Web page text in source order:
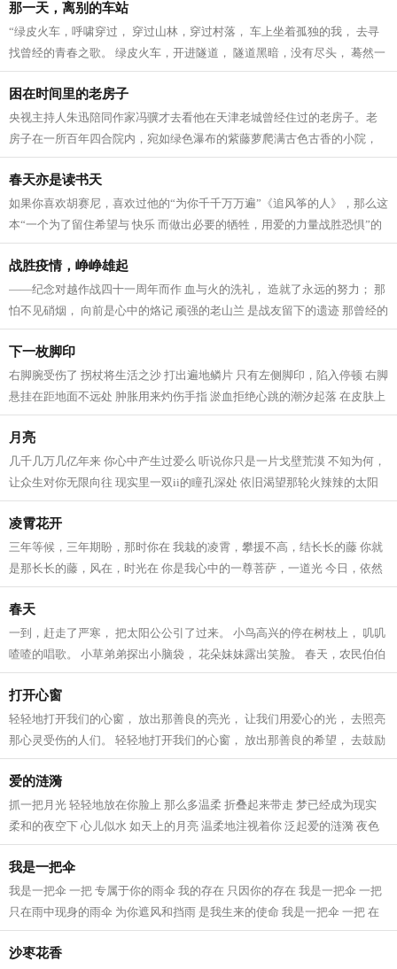
那一天，离别的车站
“绿皮火车，呼啸穿过， 穿过山林，穿过村落， 车上坐着孤独的我， 去寻
找曾经的青春之歌。 绿皮火车，开进隧道， 隧道黑暗，没有尽头， 蓦然一
切，回到从前， 遥远的往事，让我...
困在时间里的老房子
央视主持人朱迅陪同作家冯骥才去看他在天津老城曾经住过的老房子。老
房子在一所百年四合院内，宛如绿色瀑布的紫藤萝爬满古色古香的小院，
冯骥才深情地望着换了主人的小院，眼...
春天亦是读书天
如果你喜欢胡赛尼，喜欢过他的“为你千千万万遍”《追风筝的人》，那么这
本“一个为了留住希望与 快乐 而做出必要的牺牲，用爱的力量战胜恐惧”的
《灿烂千阳》更值得一读...
战胜疫情，峥峥雄起
——纪念对越作战四十一周年而作 血与火的洗礼， 造就了永远的努力； 那
怕不见硝烟， 向前是心中的烙记 顽强的老山兰 是战友留下的遗迹 那曾经的
战豪里 仍然有男儿血性荡涤 挺拔...
下一枚脚印
右脚腕受伤了 拐杖将生活之沙 打出遍地鳞片 只有左侧脚印，陷入停顿 右脚
悬挂在距地面不远处 肿胀用来灼伤手指 淤血拒绝心跳的潮汐起落 在皮肤上
绽放出黑红色鳞片 疲劳，左脚守...
月亮
几千几万几亿年来 你心中产生过爱么 听说你只是一片戈壁荒漠 不知为何，
让众生对你无限向往 现实里一双ii的瞳孔深处 依旧渴望那轮火辣辣的太阳
而我，仍静心地收集你的清辉...
凌霄花开
三年等候，三年期盼，那时你在 我栽的凌霄，攀援不高，结长长的藤 你就
是那长长的藤，风在，时光在 你是我心中的一尊菩萨，一道光 今日，依然
很郑重地想起过你 今日，依然像往...
春天
一到，赶走了严寒， 把太阳公公引了过来。 小鸟高兴的停在树枝上， 叽叽
喳喳的唱歌。 小草弟弟探出小脑袋， 花朵妹妹露出笑脸。 春天，农民伯伯
忙着 种稻谷、种蔬菜。 整个世界...
打开心窗
轻轻地打开我们的心窗， 放出那善良的亮光， 让我们用爱心的光， 去照亮
那心灵受伤的人们。 轻轻地打开我们的心窗， 放出那善良的希望， 去鼓励
那失明的人们， 让他们重拾生活的...
爱的涟漪
抓一把月光 轻轻地放在你脸上 那么多温柔 折叠起来带走 梦已经成为现实
柔和的夜空下 心儿似水 如天上的月亮 温柔地注视着你 泛起爱的涟漪 夜色
朦胧，月光匆匆 心交织着甜蜜 今生...
我是一把伞
我是一把伞 一把 专属于你的雨伞 我的存在 只因你的存在 我是一把伞 一把
只在雨中现身的雨伞 为你遮风和挡雨 是我生来的使命 我是一把伞 一把 在
雨中被你紧握的雨伞 你手里的温度...
沙枣花香